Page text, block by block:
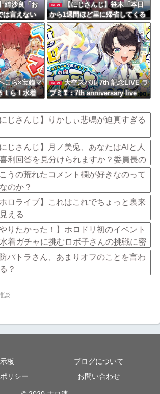
綺沙良「お
は言えない
に言われた
行ったら世
え」
NEW
【にじさんじ】笹木「本日
から1週間ほど里に帰省してくる
やよ～。久々に京都満喫してく
るっ！」
こら×宝鐘マ
ｔら！水着
NEW
大空スバル 7th 記念LIVE ラ
ブミ❣：7th anniversary live
にじさんじ】りかしぃ悲鳴が迫真すぎる
にじさんじ】月ノ美兎、あなたはAIと人
利回答を見分けられますか？委員長の
かあ…
うの荒れたコメント欄が好きなのって
のか？
ホロライブ】これはこれでちょっと裏来
える
やりたかった！】ホロドリ初のイベント
着ガチャに挑むロボ子さんの挑戦に密
パトラさん、あまりオフのことを言わ
？
談
板
ブログについて
リシー
お問い合わせ